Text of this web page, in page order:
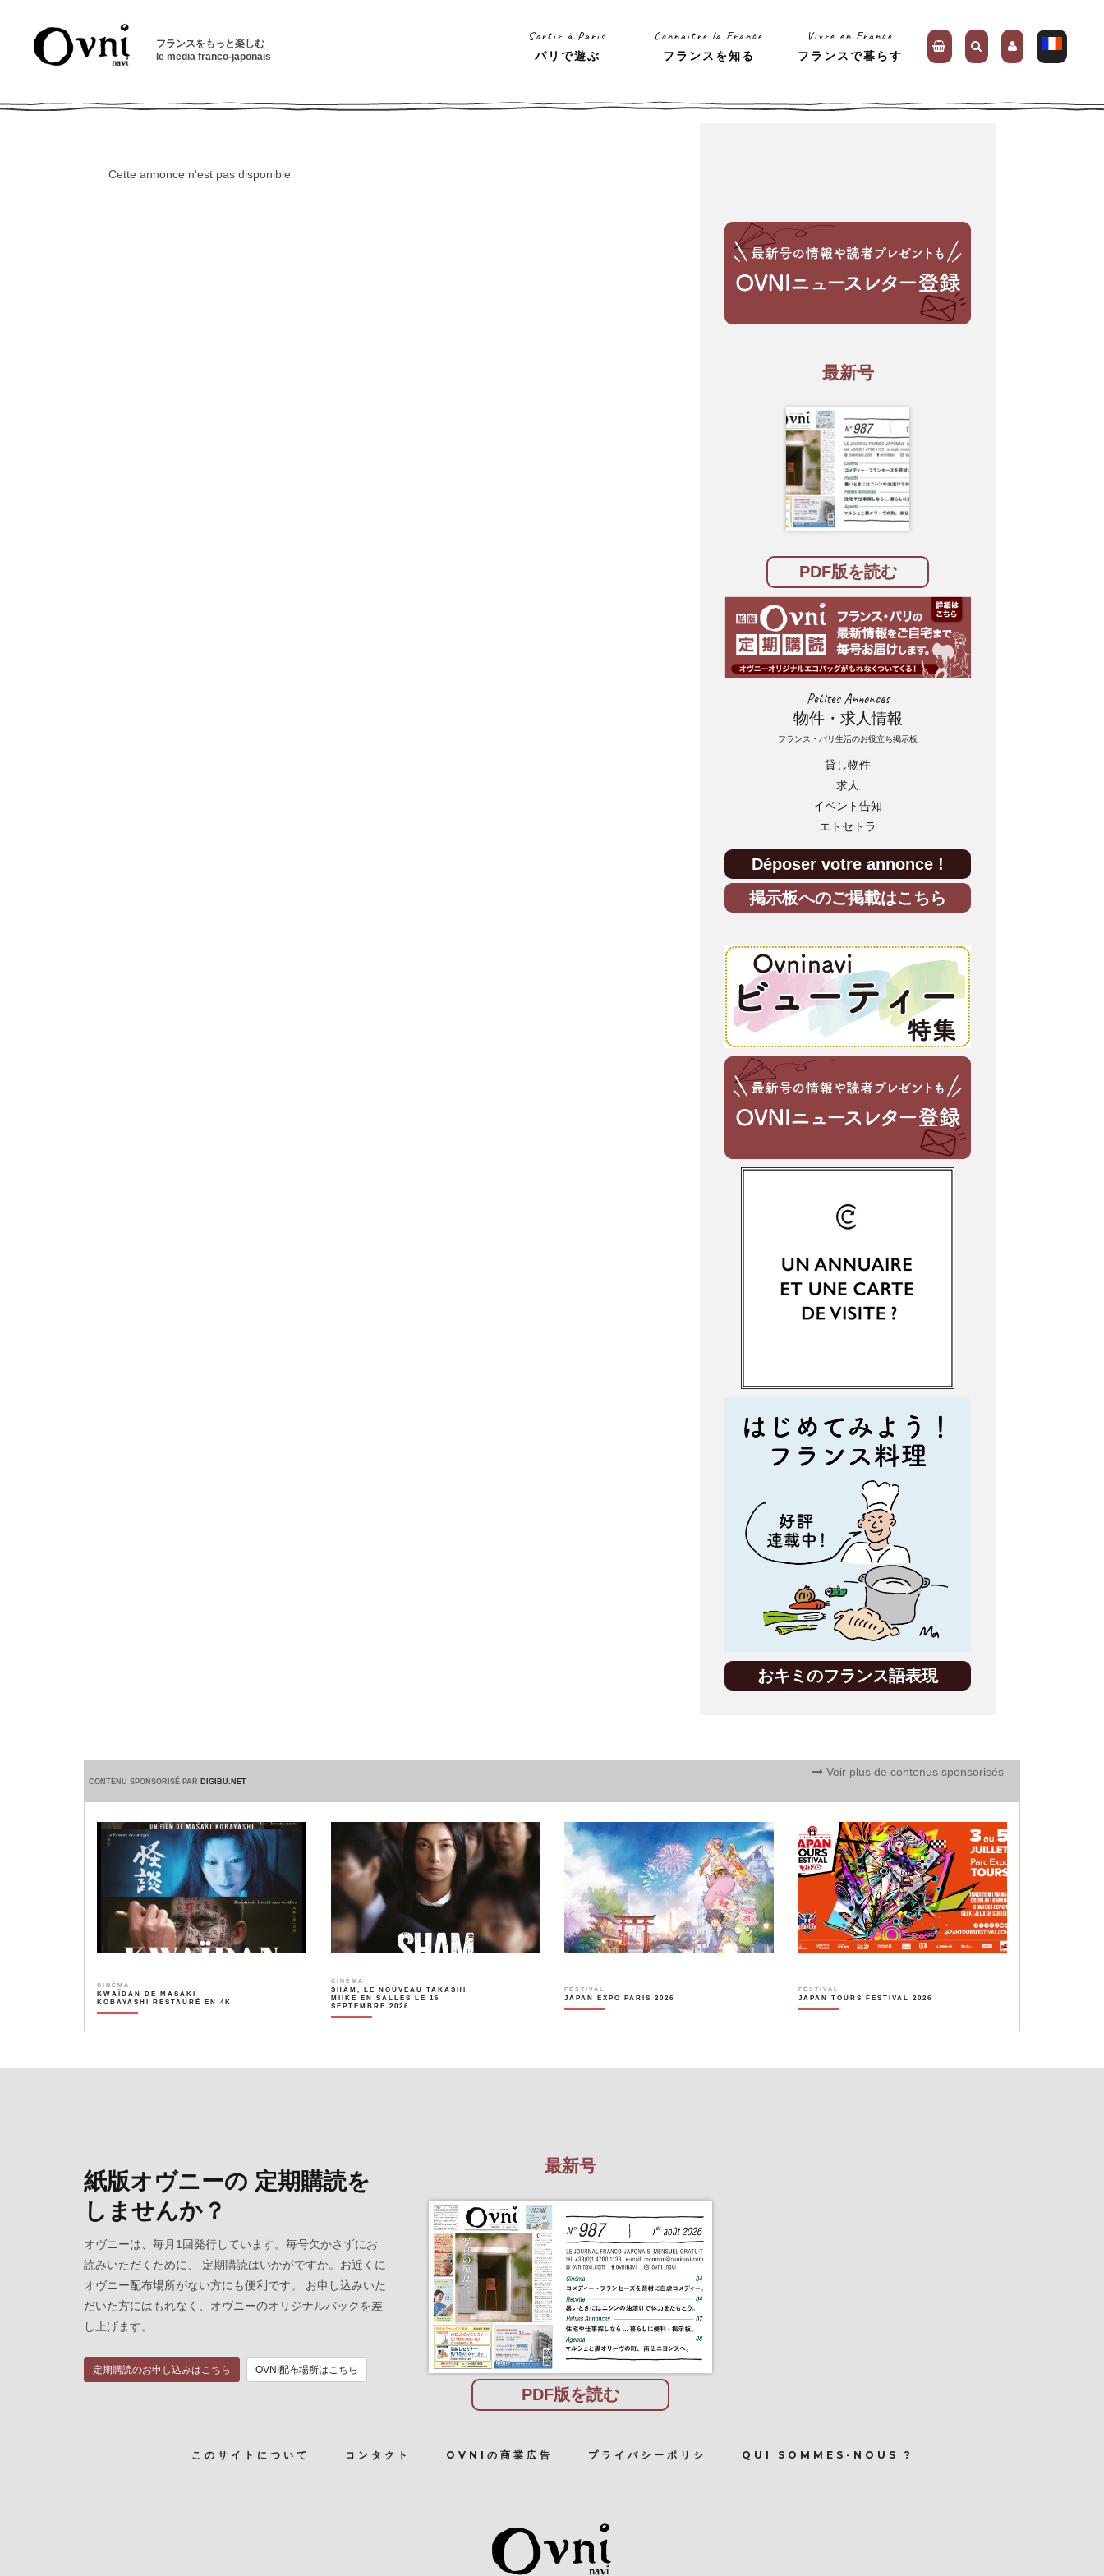
フランスをもっと楽しむ
le media franco-japonais
Sortir à Paris
パリで遊ぶ
Connaitre la France
フランスを知る
Vivre en France
フランスで暮らす
Cette annonce n'est pas disponible
最新号
PDF版を読む
Petites Annonces
物件・求人情報
フランス・パリ生活のお役立ち掲示板
貸し物件
求人
イベント告知
エトセトラ
Déposer votre annonce !
掲示板へのご掲載はこちら
おキミのフランス語表現
CONTENU SPONSORISÉ PAR DIGIBU.NET
Voir plus de contenus sponsorisés
CINÉMA
KWAÏDAN DE MASAKI
KOBAYASHI RESTAURÉ EN 4K
CINÉMA
SHAM, LE NOUVEAU TAKASHI
MIIKE EN SALLES LE 16
SEPTEMBRE 2026
FESTIVAL
JAPAN EXPO PARIS 2026
FESTIVAL
JAPAN TOURS FESTIVAL 2026
紙版オヴニーの 定期購読を
しませんか？
オヴニーは、毎月1回発行しています。毎号欠かさずにお
読みいただくために、 定期購読はいかがですか。お近くに
オヴニー配布場所がない方にも便利です。 お申し込みいた
だいた方にはもれなく、オヴニーのオリジナルバックを差
し上げます。
定期購読のお申し込みはこちら OVNI配布場所はこちら
最新号
PDF版を読む
このサイトについて コンタクト OVNIの商業広告 プライバシーポリシ QUI SOMMES-NOUS ?